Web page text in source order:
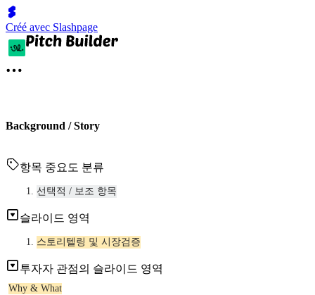
Créé avec Slashpage
Background / Story
항목 중요도 분류
선택적 / 보조 항목
슬라이드 영역
스토리텔링 및 시장검증
투자자 관점의 슬라이드 영역
Why & What